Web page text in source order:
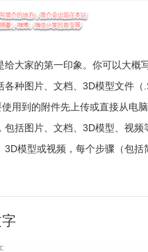
大家的第一印象。你可以大
种图片、文档、3D模型文件（
用到的附件先上传或直接从电
括图片、文档、3D模型、视频
模型或视频，每个步骤（包